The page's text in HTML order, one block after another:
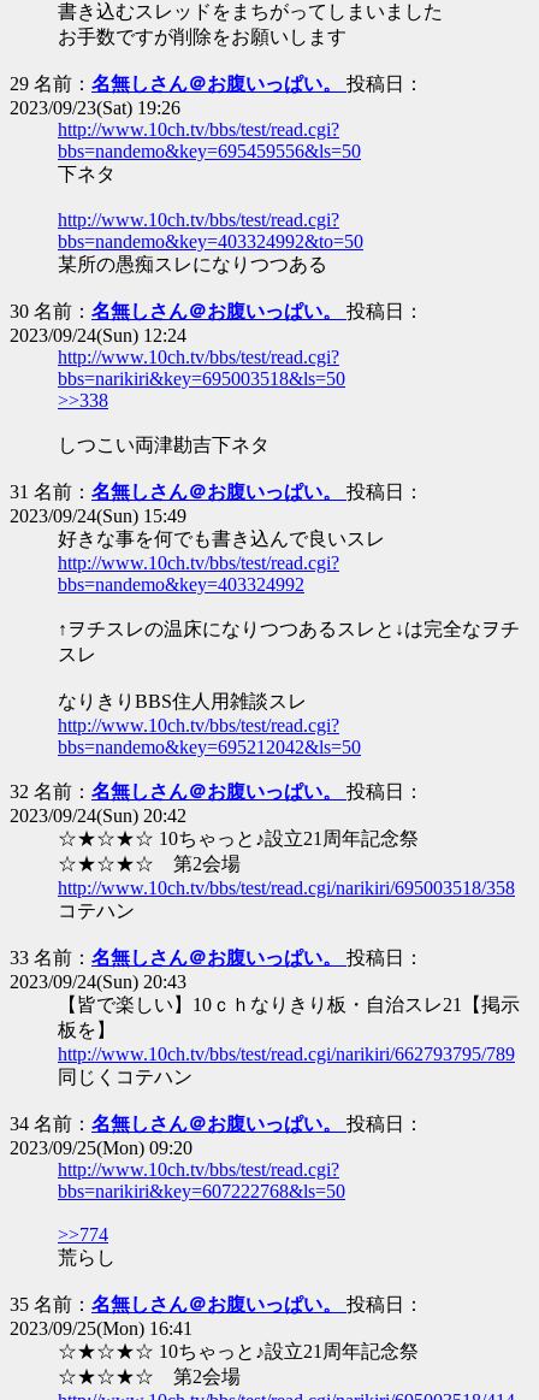
書き込むスレッドをまちがってしまいました
お手数ですが削除をお願いします
29 名前： 名無しさん＠お腹いっぱい。 投稿日：
2023/09/23(Sat) 19:26
http://www.10ch.tv/bbs/test/read.cgi?
bbs=nandemo&key=695459556&ls=50
下ネタ
http://www.10ch.tv/bbs/test/read.cgi?
bbs=nandemo&key=403324992&to=50
某所の愚痴スレになりつつある
30 名前： 名無しさん＠お腹いっぱい。 投稿日：
2023/09/24(Sun) 12:24
http://www.10ch.tv/bbs/test/read.cgi?
bbs=narikiri&key=695003518&ls=50
>>338
しつこい両津勘吉下ネタ
31 名前： 名無しさん＠お腹いっぱい。 投稿日：
2023/09/24(Sun) 15:49
好きな事を何でも書き込んで良いスレ
http://www.10ch.tv/bbs/test/read.cgi?
bbs=nandemo&key=403324992
↑ヲチスレの温床になりつつあるスレと↓は完全なヲチ
スレ
なりきりBBS住人用雑談スレ
http://www.10ch.tv/bbs/test/read.cgi?
bbs=nandemo&key=695212042&ls=50
32 名前： 名無しさん＠お腹いっぱい。 投稿日：
2023/09/24(Sun) 20:42
☆★☆★☆ 10ちゃっと♪設立21周年記念祭
☆★☆★☆ 第2会場
http://www.10ch.tv/bbs/test/read.cgi/narikiri/695003518/358
コテハン
33 名前： 名無しさん＠お腹いっぱい。 投稿日：
2023/09/24(Sun) 20:43
【皆で楽しい】10ｃｈなりきり板・自治スレ21【掲示
板を】
http://www.10ch.tv/bbs/test/read.cgi/narikiri/662793795/789
同じくコテハン
34 名前： 名無しさん＠お腹いっぱい。 投稿日：
2023/09/25(Mon) 09:20
http://www.10ch.tv/bbs/test/read.cgi?
bbs=narikiri&key=607222768&ls=50
>>774
荒らし
35 名前： 名無しさん＠お腹いっぱい。 投稿日：
2023/09/25(Mon) 16:41
☆★☆★☆ 10ちゃっと♪設立21周年記念祭
☆★☆★☆ 第2会場